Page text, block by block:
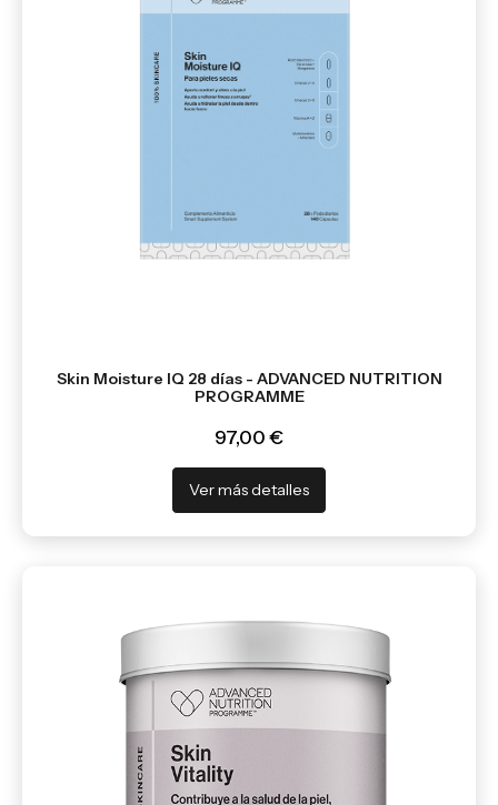
Skin Moisture IQ 28 días - ADVANCED NUTRITION
PROGRAMME
97,00 €
Ver más detalles